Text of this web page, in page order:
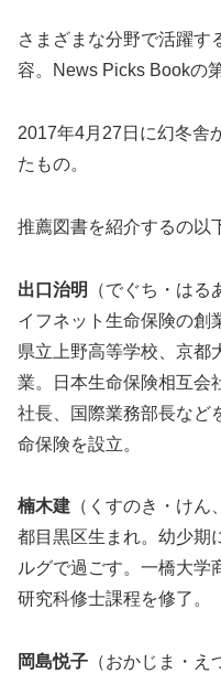
さまざまな分野で活躍す
容。News Picks Bookの
2017年4月27日に幻冬舎
たもの。
推薦図書を紹介するの以
出口治明
（でぐち・は
イフネット生命保険の創
県立上野高等学校、京都
業。日本生命保険相互会
社長、国際業務部長など
命保険を設立。
楠木建 （くすのき・け
都目黒区生まれ。幼少期
ルグで過ごす。一橋大学
研究科修士課程を修了。
岡島悦子 （おかじま・